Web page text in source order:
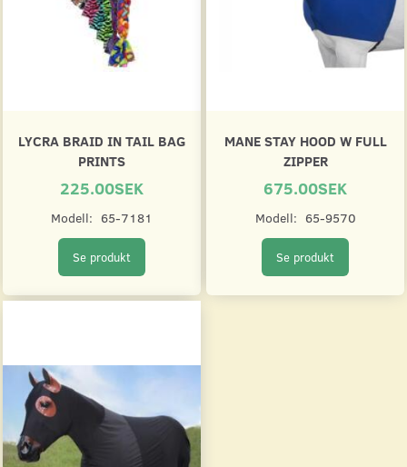
LYCRA BRAID IN TAIL BAG
PRINTS
225.00SEK
Modell: 65-7181
Se produkt
MANE STAY HOOD W FULL
ZIPPER
675.00SEK
Modell: 65-9570
Se produkt